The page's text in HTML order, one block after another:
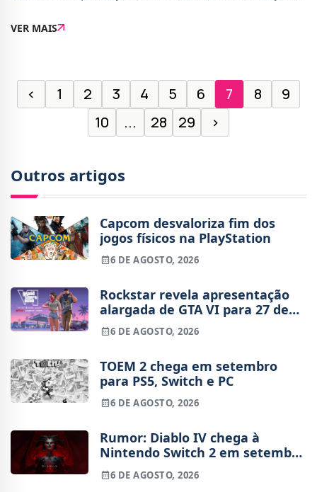
estúdio está a desenvolver um nov
VER MAIS
‹ 1 2 3 4 5 6 7 8
9
10
... 28 29 ›
Outros artigos
Capcom desvaloriza fim dos
jogos físicos na PlayStation
6 DE AGOSTO, 2026
Rockstar revela apresentação
alargada de GTA VI para 27 de
agosto
6 DE AGOSTO, 2026
TOEM 2 chega em setembro
para PS5, Switch e PC
6 DE AGOSTO, 2026
Rumor: Diablo IV chega à
Nintendo Switch 2 em setembro
e vai custar o preço de um jogo
novo
6 DE AGOSTO, 2026